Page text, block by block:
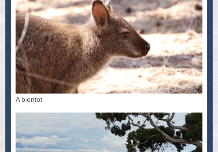
A bientot